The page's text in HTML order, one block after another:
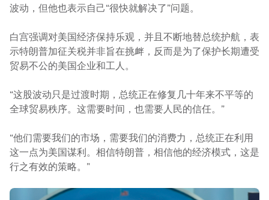
波动，但他也表示自己“很快就解决了”问题。
白宫强调对美国经济保持乐观，并且不断地替总统护航，表
示特朗普加征关税并非旨在挑衅，反而是为了保护长期遭受
贸易不公的美国企业和工人。
“这股波动只是过渡时期，总统正在修复几十年来不平等的
全球贸易秩序。这需要时间，也需要人民的信任。”
“他们需要我们的市场，需要我们的消费力，总统正在利用
这一点为美国谋利。相信特朗普，相信他的经济模式，这是
行之有效的策略。”